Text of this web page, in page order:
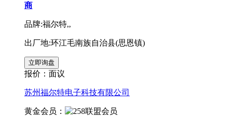
商
品牌:福尔特,,
出厂地:环江毛南族自治县(思恩镇)
报价： 面议
苏州福尔特电子科技有限公司
黄金会员：